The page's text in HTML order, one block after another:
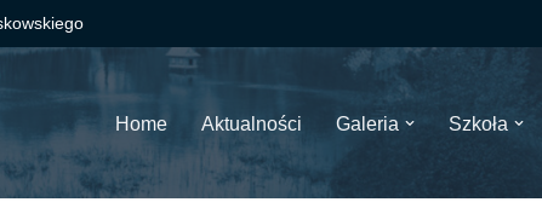
Home Aktualności Galeria Szkoła